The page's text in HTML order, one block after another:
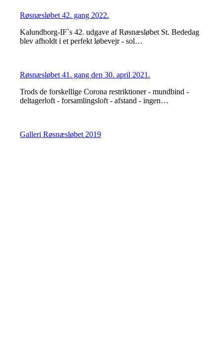
Røsnæsløbet 42. gang 2022.
Kalundborg-IF`s 42. udgave af Røsnæsløbet St. Bededag
blev afholdt i et perfekt løbevejr - sol…
Røsnæsløbet 41. gang den 30. april 2021.
Trods de forskellige Corona restriktioner - mundbind -
deltagerloft - forsamlingsloft - afstand - ingen…
Galleri Røsnæsløbet 2019